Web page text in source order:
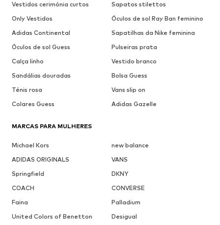
Vestidos cerimónia curtos
Sapatos stilettos
Only Vestidos
Óculos de sol Ray Ban feminino
Adidas Continental
Sapatilhas da Nike feminina
Óculos de sol Guess
Pulseiras prata
Calça linho
Vestido branco
Sandálias douradas
Bolsa Guess
Ténis rosa
Vans slip on
Colares Guess
Adidas Gazelle
MARCAS PARA MULHERES
Michael Kors
new balance
ADIDAS ORIGINALS
VANS
Springfield
DKNY
COACH
CONVERSE
Faina
Palladium
United Colors of Benetton
Desigual